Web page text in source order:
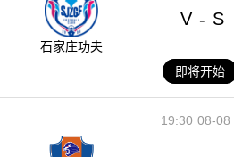
石家庄功夫
V - S
即将开始
08-08
19:30